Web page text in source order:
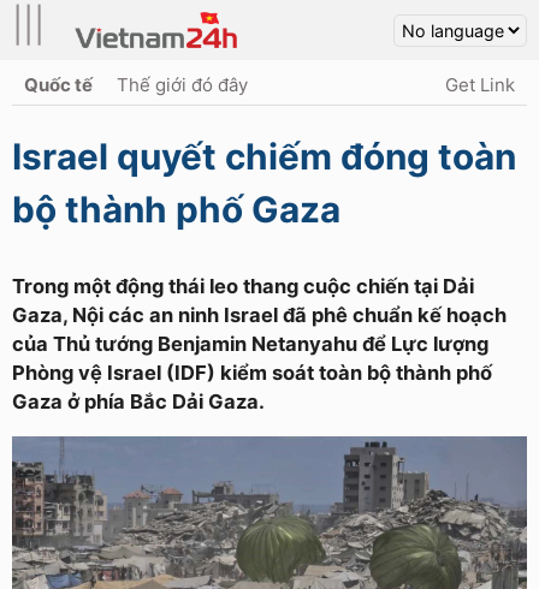
Quốc tế Thế giới đó đây Get Link
Israel quyết chiếm đóng toàn
bộ thành phố Gaza
Trong một động thái leo thang cuộc chiến tại Dải
Gaza, Nội các an ninh Israel đã phê chuẩn kế hoạch
của Thủ tướng Benjamin Netanyahu để Lực lượng
Phòng vệ Israel (IDF) kiểm soát toàn bộ thành phố
Gaza ở phía Bắc Dải Gaza.